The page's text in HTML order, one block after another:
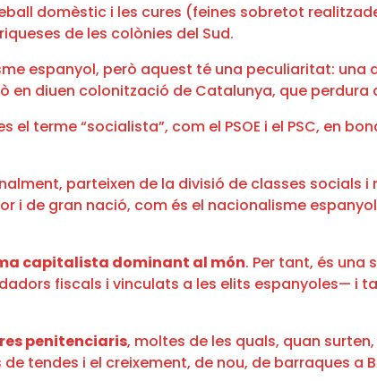
domèstic i les cures (feines sobretot
de les colònies del Sud.
espanyol, però aquest té una peculiaritat:
en diuen colonització de Catalunya, que perdura
el terme “socialista”, com el PSOE i el PSC, en
parteixen de la divisió de classes socials
i de gran nació, com és el nacionalisme
capitalista dominant al món. Per tant, és una
fiscals i vinculats a les elits espanyoles— i
penitenciaris, moltes de les quals, quan
tendes i el creixement, de nou, de barraques a